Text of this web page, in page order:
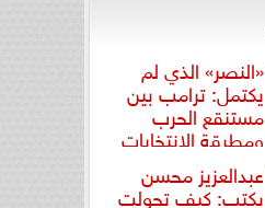
«النصر» الذي لم
يكتمل: ترامب بين
مستنقع الحرب
ومطرقة الانتخابات
عبدالعزيز محسن
يكتب: كيف تحولت